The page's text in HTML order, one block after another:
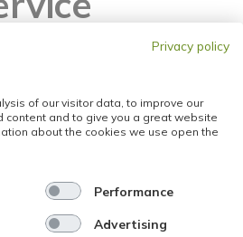
bei der Suche
Immobilie.
Auch bei Fragen rund
wir beratend zur Seite.
Privacy policy
of our visitor data, to improve our
and to give you a great website
about the cookies we use open the
Performance
Advertising